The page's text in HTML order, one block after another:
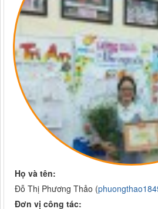
Họ và tên:
Đỗ Thị Phương Thảo (
Đơn vị công tác: